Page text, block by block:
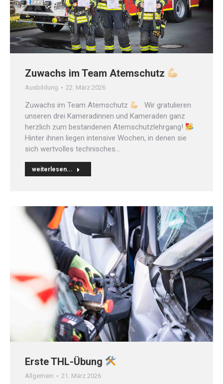
Zuwachs im Team Atemschutz
Ausbildung 22. März 2026
Zuwachs im Team Atemschutz
Wir gratulieren
unseren drei Kameradinnen und Kameraden ganz
herzlich zum bestandenen Atemschutzlehrgang!
Hinter ihnen liegen intensive Wochen, in denen sie
sich wertvolles technisches…
weiterlesen...
Erste THL-Übung
Allgemein 21. März 2026